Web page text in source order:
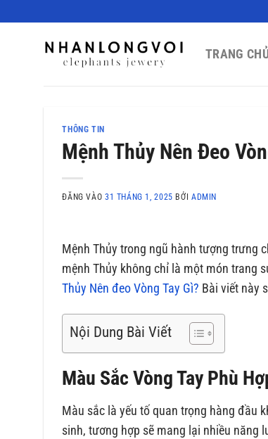
TRANG
THÔNG TIN
Mệnh Thủy Nên Đeo
ĐĂNG VÀO 31 THÁNG 1, 2025 BỞI ADMIN
Mệnh Thủy trong ngũ hành tượng trưng
mệnh Thủy không chỉ là một món trang
Thủy Nên đeo Vòng Tay Gì? Bài viết này
Nội Dung Bài Viết
Màu Sắc Vòng Tay Phù
Màu sắc là yếu tố quan trọng hàng đầu
sinh, tương hợp sẽ mang lại nhiều năng